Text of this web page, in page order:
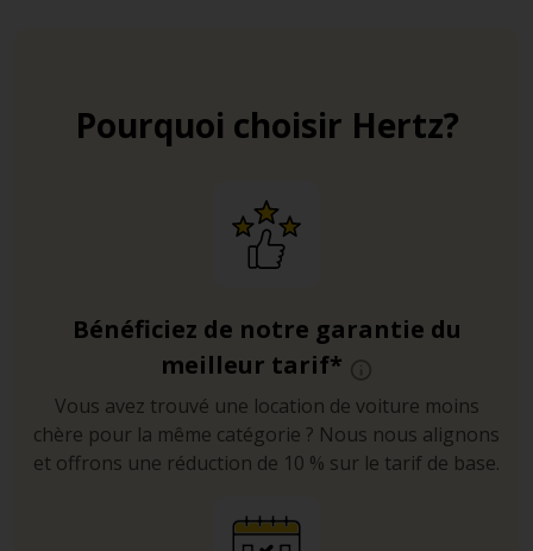
Pourquoi choisir Hertz?
Bénéficiez de notre garantie du
meilleur tarif*
Vous avez trouvé une location de voiture moins
chère pour la même catégorie ? Nous nous alignons
et offrons une réduction de 10 % sur le tarif de base.